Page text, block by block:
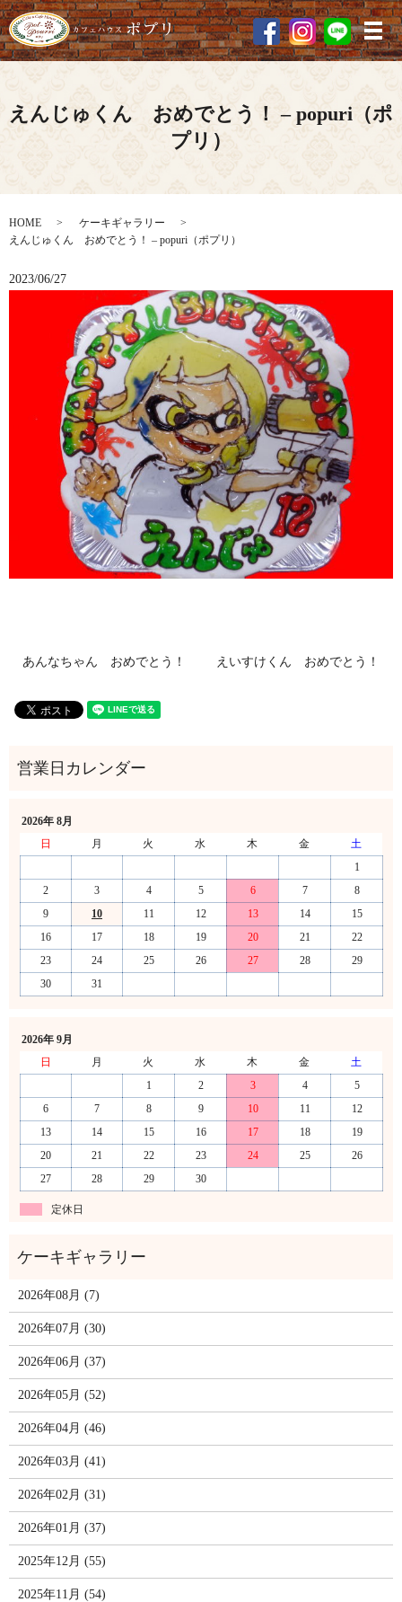
メ
えんじゅくん おめでとう！ – popuri（ポ
プリ）
HOME
ケーキギャラリー
えんじゅくん おめでとう！ – popuri（ポプリ）
2023/06/27
あんなちゃん おめでとう！ えいすけくん おめでとう！
2026年 8月
日
月 火 水 木 金
土
1
2
3 4 5 6 7
8
9
10 11 12 13 14
15
16
17 18 19 20 21
22
23
24 25 26 27 28
29
30
31
2026年 9月
日
月 火 水 木 金
土
1
2 3 4
5
6
7 8 9 10 11
12
13
14 15 16 17 18
19
20
21 22 23 24 25
26
27
28 29 30
定休日
2026年08月 (7)
2026年07月 (30)
2026年06月 (37)
2026年05月 (52)
2026年04月 (46)
2026年03月 (41)
2026年02月 (31)
2026年01月 (37)
2025年12月 (55)
2025年11月 (54)